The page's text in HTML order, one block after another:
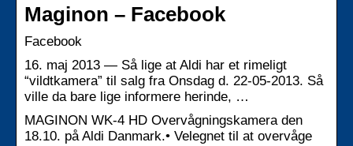
Maginon – Facebook
Facebook
16. maj 2013 — Så lige at Aldi har et rimeligt
“vildtkamera” til salg fra Onsdag d. 22-05-2013. Så
ville da bare lige informere herinde, …
MAGINON WK-4 HD Overvågningskamera den
18.10. på Aldi Danmark.• Velegnet til at overvåge